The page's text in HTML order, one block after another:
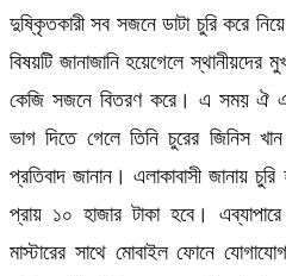
দুষ্কৃিতকারী সব সজনে ডাটা চুরি করে
বিষয়টি জানাজানি হয়েগেলে
কেজি সজনে বিতরণ করে। এ সময় ঐ
ভাগ দিতে গেলে তিনি চুরের জিনিস
প্রতিবাদ জানান। এলাকাবাসী জানায়
প্রায় ১০ হাজার টাকা হবে।
মাস্টারের সাথে মোবাইল ফোনে